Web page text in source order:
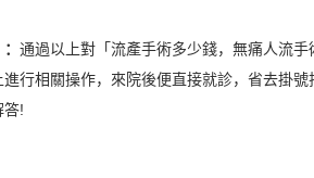
通過以上對「流產手術多少錢，無痛人流
行相關操作，來院後便直接就診，省去掛
答!